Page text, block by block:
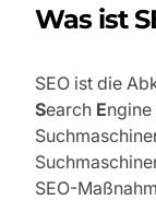
Was ist
SEO ist die
Search Engine
SEO-